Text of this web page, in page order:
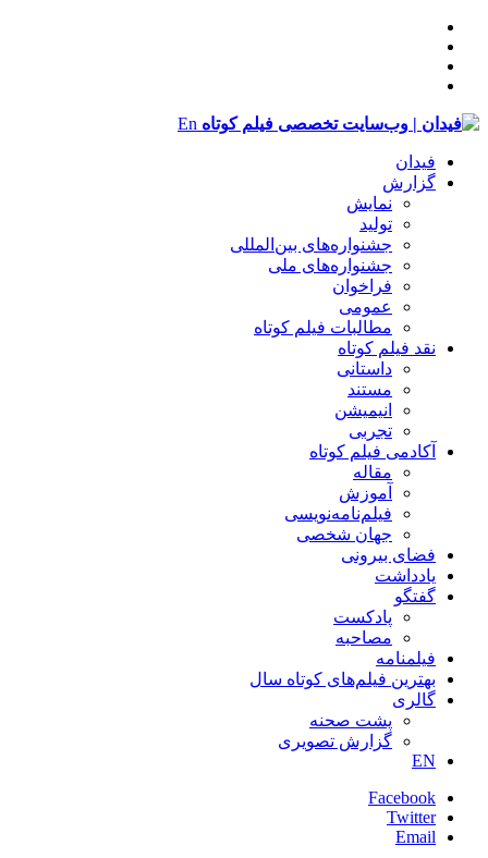
En
فیدان
گزارش
نمایش
تولید
‌‌جشنواره‌های بین‌المللی
جشنواره‌های ملی
فراخوان
عمومی
مطالبات فیلم کوتاه
نقد فیلم کوتاه
داستانی
مستند
انیمیشن
تجربی
آکادمی فیلم کوتاه
مقاله
آموزش
فیلم‌نامه‌نویسی
جهان شخصی
فضای بیرونی
یادداشت
گفتگو
پادکست
مصاحبه
فیلمنامه
بهترین فیلم‌های کوتاه سال
گالری
پشت صحنه
گزارش تصویری
EN
Facebook
Twitter
Email